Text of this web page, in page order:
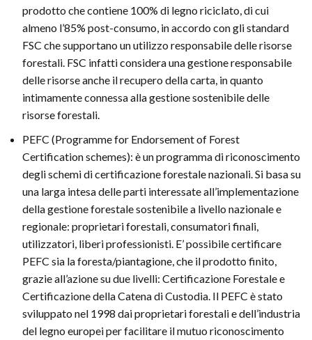
prodotto che contiene 100% di legno riciclato, di cui
almeno l’85% post-consumo, in accordo con gli standard
FSC che supportano un utilizzo responsabile delle risorse
forestali. FSC infatti considera una gestione responsabile
delle risorse anche il recupero della carta, in quanto
intimamente connessa alla gestione sostenibile delle
risorse forestali.
PEFC (Programme for Endorsement of Forest
Certification schemes): è un programma di riconoscimento
degli schemi di certificazione forestale nazionali. Si basa su
una larga intesa delle parti interessate all’implementazione
della gestione forestale sostenibile a livello nazionale e
regionale: proprietari forestali, consumatori finali,
utilizzatori, liberi professionisti. E’ possibile certificare
PEFC sia la foresta/piantagione, che il prodotto finito,
grazie all’azione su due livelli: Certificazione Forestale e
Certificazione della Catena di Custodia. Il PEFC è stato
sviluppato nel 1998 dai proprietari forestali e dell’industria
del legno europei per facilitare il mutuo riconoscimento